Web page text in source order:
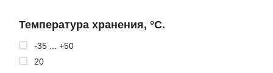
Температура хранения, °C.
-35 ... +50
20